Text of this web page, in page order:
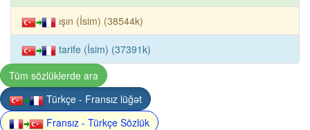
ışın (İsim) (38544k)
tarife (İsim) (37391k)
Tüm sözlüklerde ara
Türkçe - Fransız lüğət
Fransız - Türkçe Sözlük